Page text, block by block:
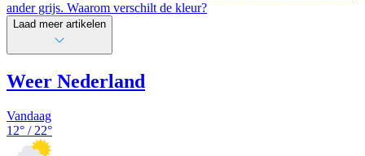
ander grijs. Waarom verschilt de kleur?
Laad meer artikelen
Weer Nederland
Vandaag
12° / 22°